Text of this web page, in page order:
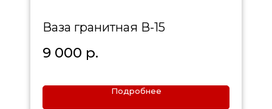
Ваза гранитная В-15
9 000 р.
Подробнее